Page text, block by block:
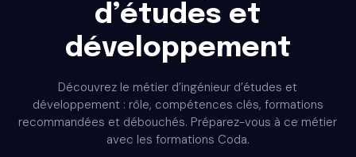
d’études et
développement
Découvrez le métier d’ingénieur d’études et
développement : rôle, compétences clés, formations
recommandées et débouchés. Préparez-vous à ce métier
avec les formations Coda.